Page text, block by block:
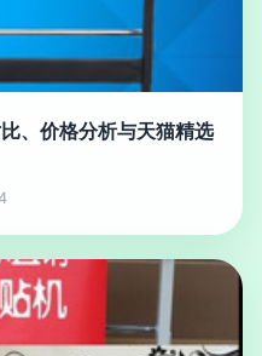
、价格分析与天猫精选